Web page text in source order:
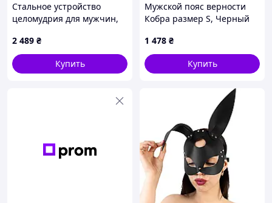
Стальное устройство
целомудрия для мужчин,
Клетка для пениса
2 489 ₴
Купить
Мужской пояс верности
Кобра размер S, Черный
1 478 ₴
Купить